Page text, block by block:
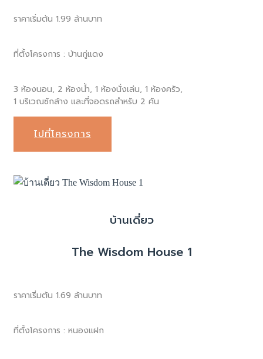
ราคาเริ่มต้น 1.99 ล้านบาท
ที่ตั้งโครงการ : บ้านกู่แดง
3 ห้องนอน, 2 ห้องน้ำ, 1 ห้องนั่งเล่น, 1 ห้องครัว,
1 บริเวณซักล้าง และที่จอดรถสำหรับ 2 คัน
ไปที่โครงการ
บ้านเดี่ยว
The Wisdom House 1
ราคาเริ่มต้น 1.69 ล้านบาท
ที่ตั้งโครงการ : หนองแฝก